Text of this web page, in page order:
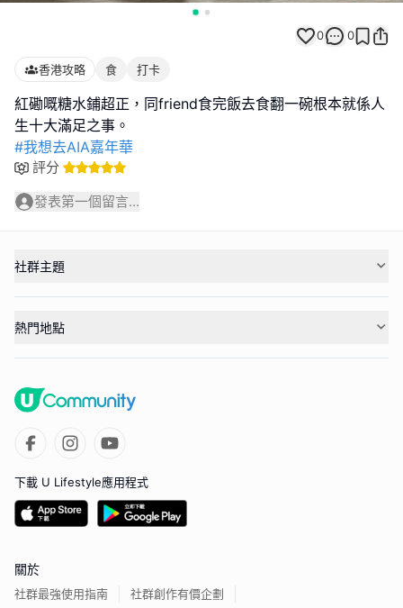
0 0
香港攻略 食 打卡
紅磡嘅糖水鋪超正，同friend食完飯去食翻一碗根本就係人
#我想去AIA嘉年華
評分
發表第一個留言...
社群主題
熱門地點
下載 U Lifestyle應用程式
關於
社群最強使用指南 社群創作有價企劃